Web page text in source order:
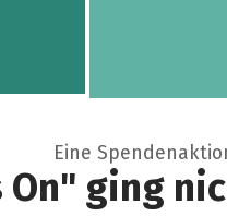
Eine
On" ging